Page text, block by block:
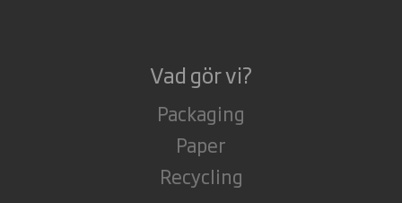
Vad gör vi?
Packaging
Paper
Recycling